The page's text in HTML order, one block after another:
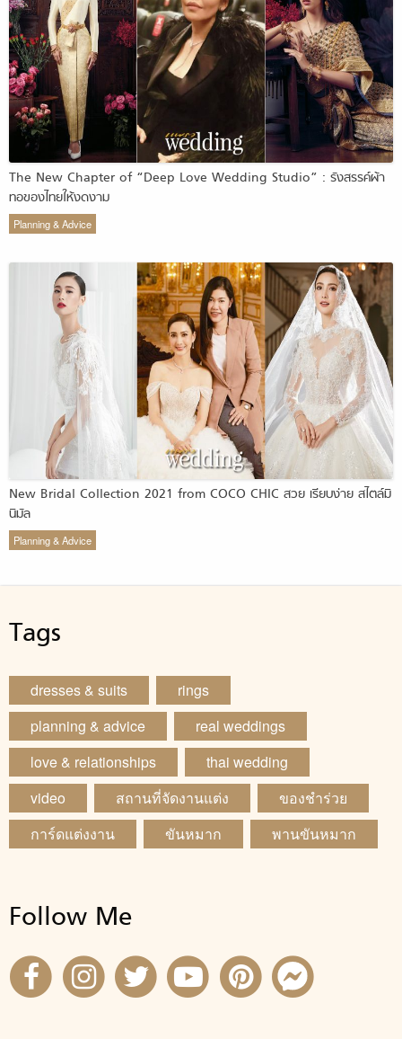
The New Chapter of “Deep Love Wedding Studio” : รังสรรค์ผ้า
ทอของไทยให้งดงาม
Planning & Advice
New Bridal Collection 2021 from COCO CHIC สวย เรียบง่าย สไตล์มิ
นิมัล
Planning & Advice
Tags
dresses & suits
rings
planning & advice
real weddings
love & relationships
thai wedding
video
สถานที่จัดงานแต่ง
ของชำร่วย
การ์ดแต่งงาน
ขันหมาก พานขันหมาก
Follow Me